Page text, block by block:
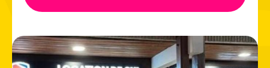
uitzonderlijke ervaringen met verschillende niveaus van
spanning. Bij Bob Raft, Speed ​​Luge en Bob Racing stap je